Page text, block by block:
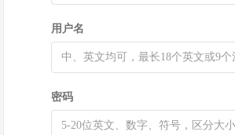
用户名
密码